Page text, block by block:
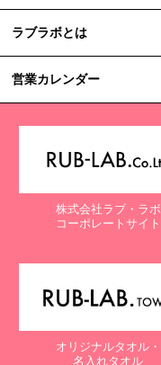
ラブラボとは
営業カレンダー
株式会社ラブ・ラボ
コーポレートサイト
オリジナルタオル・
名入れタオル